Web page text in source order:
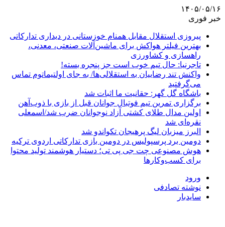
۱۴۰۵/۰۵/۱۶
خبر فوری
پیروزی استقلال مقابل همنام خوزستانی در دیداری تدارکاتی
بهترین فیلتر هواکش برای ماشین‌آلات صنعتی، معدنی،
راهسازی و کشاورزی
تاجرنیا: حال تیم خوب است جز پنجره بسته!
واکنش تند رضاییان به استقلالی‌ها/ به جای اولتیماتوم تماس
می‌گرفتید
باشگاه گل گهر: حقانیت ما اثبات شد
برگزاری تمرین تیم فوتبال جوانان قبل از بازی با ذوب‌آهن
اولین مدال طلای کشتی آزاد نوجوانان ضرب شد/اسمعلی
نقره‌ای شد
البرز میزبان لیگ پرهیجان تکواندو شد
دومین برد پرسپولیس در دومین بازی تدارکاتی اردوی ترکیه
هوش مصنوعی چت جی پی تی؛ دستیار هوشمند تولید محتوا
برای کسب‌وکارها
ورود
نوشته تصادفی
سایدبار